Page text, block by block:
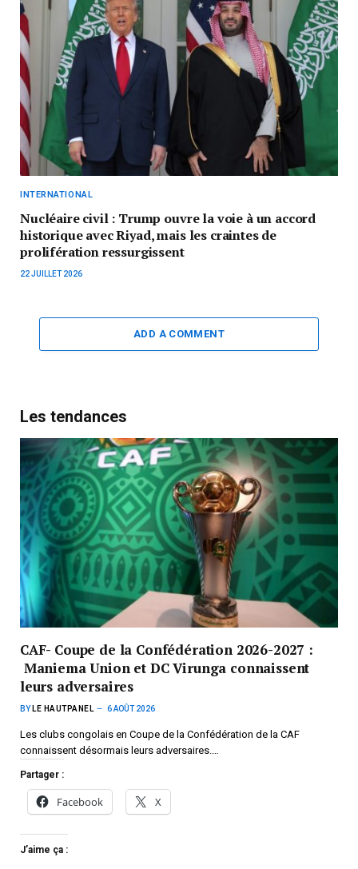
INTERNATIONAL
Nucléaire civil : Trump ouvre la voie à un accord
historique avec Riyad, mais les craintes de
prolifération ressurgissent
22 JUILLET 2026
ADD A COMMENT
Les tendances
CAF- Coupe de la Confédération 2026-2027 :
Maniema Union et DC Virunga connaissent
leurs adversaires
BY LE HAUTPANEL 6 AOÛT 2026
Les clubs congolais en Coupe de la Confédération de la CAF
connaissent désormais leurs adversaires.…
Partager :
Facebook X
J’aime ça :